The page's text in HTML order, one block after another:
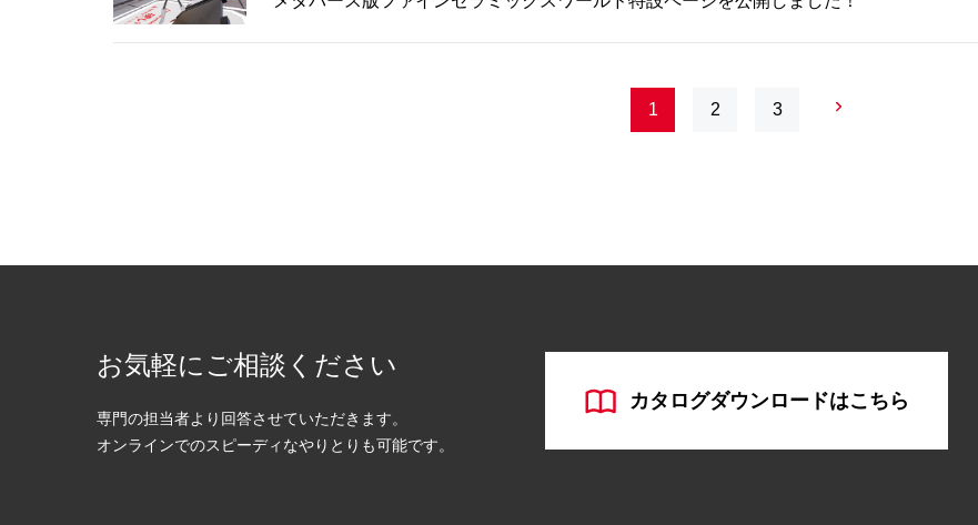
1 2 3
お気軽にご相談ください
専門の担当者より回答させていただきます。
オンラインでのスピーディなやりとりも可能です。
カタログダウンロードはこちら